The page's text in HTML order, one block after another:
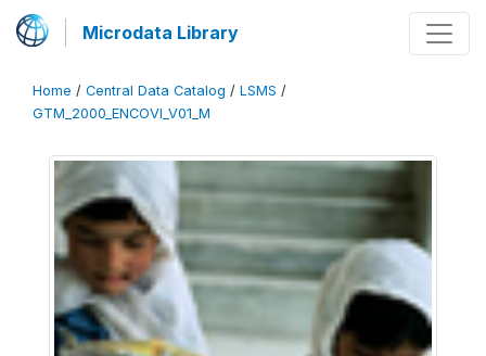
Microdata Library
Home / Central Data Catalog / LSMS /
GTM_2000_ENCOVI_V01_M